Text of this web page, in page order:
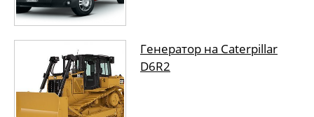
Генератор на Caterpillar
D6R2